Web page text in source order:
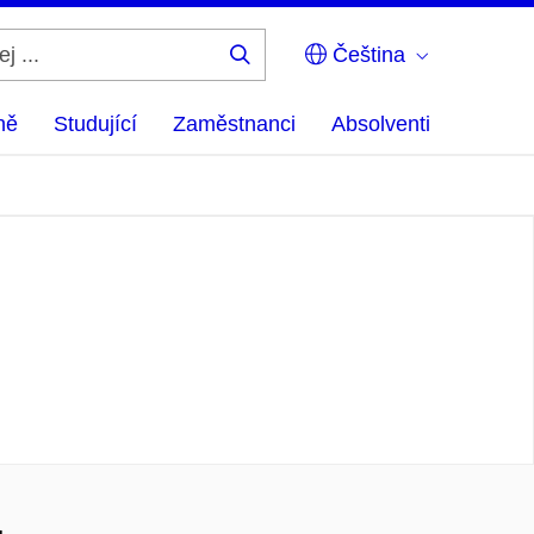
Čeština
Studující Zaměstnanci Absolventi